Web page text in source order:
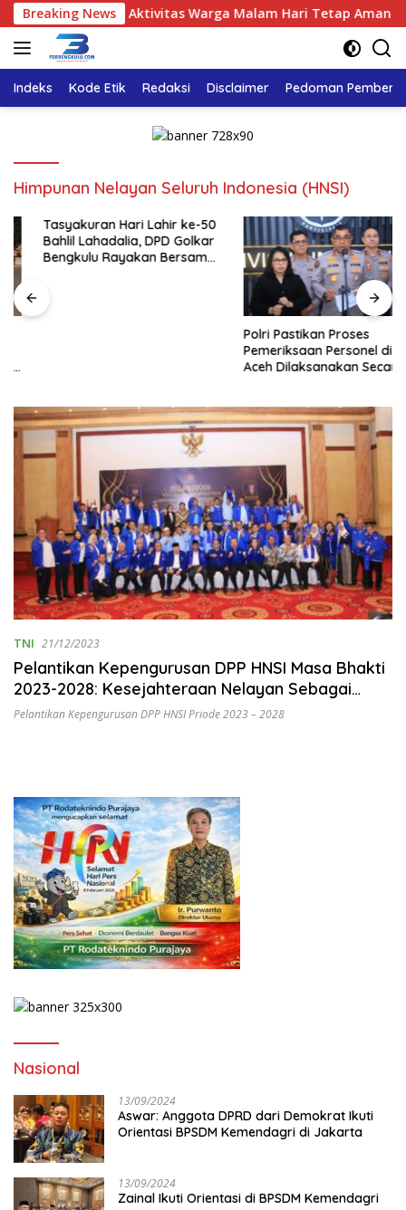
Langsung
ke
konten
Breaking News
Titik, Pastikan Aktivitas Warga Malam Hari Tetap Aman
Indeks Kode Etik Redaksi Disclaimer Pedoman
Himpunan Nelayan Seluruh Indonesia (HNSI)
Tasyakuran Hari Lahir ke-50
Bahlil Lahadalia, DPD Golkar
Bengkulu Rayakan Bersama
Polri Pastikan Proses
Pemeriksaan Personel di
Aceh Dilaksanakan Secara
TNI 21/12/2023
Pelantikan Kepengurusan DPP HNSI Masa Bhakti
2023-2028: Kesejahteraan Nelayan Sebagai
Fokus Utama
Pelantikan Kepengurusan DPP HNSI Priode 2023 – 2028
Nasional
13/09/2024
Aswar: Anggota DPRD dari Demokrat Ikuti
Orientasi BPSDM Kemendagri di Jakarta
13/09/2024
Zainal Ikuti Orientasi di BPSDM Kemendagri